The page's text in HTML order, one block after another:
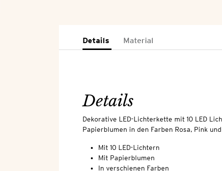
Details Material
Details
Dekorative LED-Lichterkette mit 10 LED
Papierblumen in den Farben Rosa, Pink
Mit 10 LED-Lichtern
Mit Papierblumen
In verschienen Farben